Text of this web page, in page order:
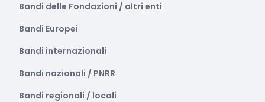
Bandi delle Fondazioni / altri enti
Bandi Europei
Bandi internazionali
Bandi nazionali / PNRR
Bandi regionali / locali